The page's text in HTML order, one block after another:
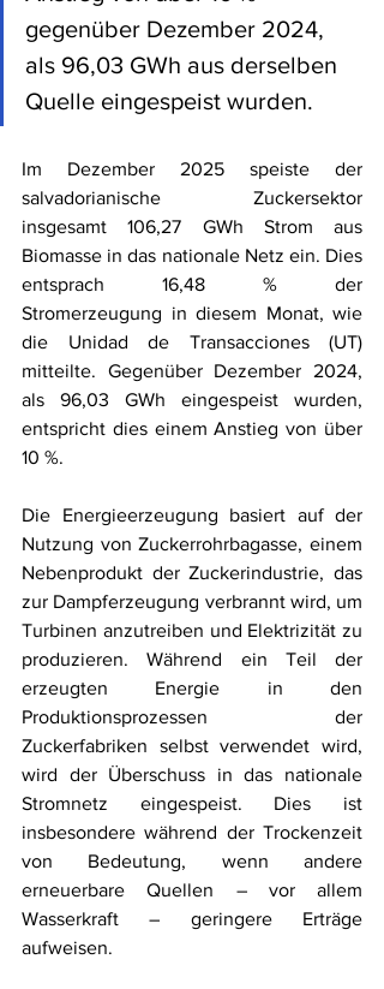
gegenüber Dezember 2024,
als 96,03 GWh aus derselben
Quelle eingespeist wurden.
Im Dezember 2025 speiste der
salvadorianische Zuckersektor
insgesamt 106,27 GWh Strom aus
Biomasse in das nationale Netz ein. Dies
entsprach 16,48 % der
Stromerzeugung in diesem Monat, wie
die Unidad de Transacciones (UT)
mitteilte. Gegenüber Dezember 2024,
als 96,03 GWh eingespeist wurden,
entspricht dies einem Anstieg von über
10 %.
Die Energieerzeugung basiert auf der
Nutzung von Zuckerrohrbagasse, einem
Nebenprodukt der Zuckerindustrie, das
zur Dampferzeugung verbrannt wird, um
Turbinen anzutreiben und Elektrizität zu
produzieren. Während ein Teil der
erzeugten Energie in den
Produktionsprozessen der
Zuckerfabriken selbst verwendet wird,
wird der Überschuss in das nationale
Stromnetz eingespeist. Dies ist
insbesondere während der Trockenzeit
von Bedeutung, wenn andere
erneuerbare Quellen – vor allem
Wasserkraft – geringere Erträge
aufweisen.